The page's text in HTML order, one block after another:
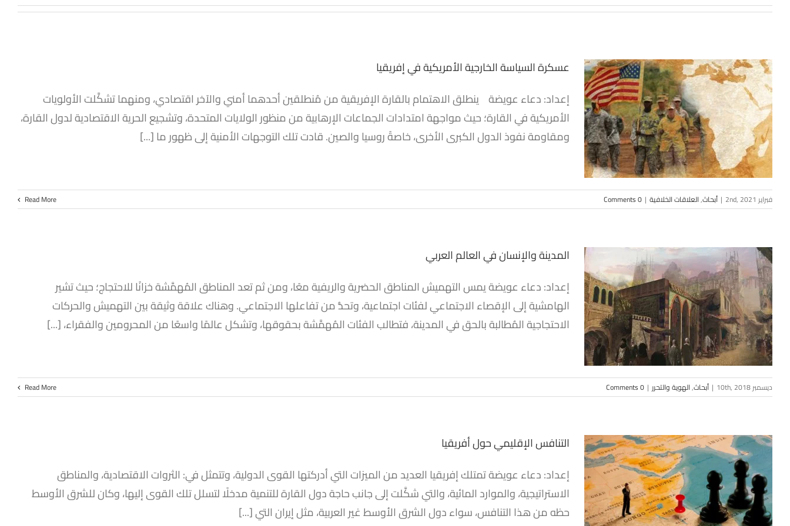
عسكرة السياسة الخارجية الأمريكية
في إفريقيا
عسكرة السياسة الخارجية الأمريكية في إفريقيا
إعداد: دعاء عويضة ينطلق الاهتمام بالقارة الإفريقية من مُنطلقين أحدهما أمني والآخر اقتصادي، ومنهما تشكَّلت الأولويات
الأمريكية في القارة؛ حيث مواجهة امتدادات الجماعات الإرهابية من منظور الولايات المتحدة، وتشجيع الحرية الاقتصادية لدول القارة،
ومقاومة نفوذ الدول الكبرى الأخرى، خاصةً روسيا والصين. قادت تلك التوجهات الأمنية إلى ظهور ما [...]
فبراير 2nd, 2021 | أبحاث,العلاقات الخلافية |
0 Comments
Read More
المدينة والإنسان في العالم العربي
أبحاث الهوية والتحرر
المدينة والإنسان في العالم العربي
إعداد: دعاء عويضة يمس التهميش المناطق الحضرية والريفية معًا، ومن ثم تعد المناطق المُهمَّشة خزانًا للاحتجاج؛ حيث تشير
الهامشية إلى الإقصاء الاجتماعي لفئات اجتماعية، وتحدُّ من تفاعلها الاجتماعي. وهناك علاقة وثيقة بين التهميش والحركات
الاحتجاجية المُطالبة بالحق في المدينة، فتطالب الفئات المُهمَّشة بحقوقها، وتشكل عالمًا واسعًا من المحرومين والفقراء، [...]
ديسمبر 10th, 2018 | أبحاث,الهوية والتحرر |
0 Comments
Read More
التنافس الإقليمي حول أفريقيا
أبحاث العلاقات الخلافية
التنافس الإقليمي حول أفريقيا
إعداد: دعاء عويضة تمتلك إفريقيا العديد من الميزات التي أدركتها القوى الدولية، وتتمثل في: الثروات الاقتصادية، والمناطق
الاستراتيجية، والموارد المائية، والتي شكَّلت إلى جانب حاجة دول القارة للتنمية مدخلًا لتسلل تلك القوى إليها، وكان للشرق الأوسط
حظه من هذا التنافس، سواء دول الشرق الأوسط غير العربية، مثل إيران التي [...]